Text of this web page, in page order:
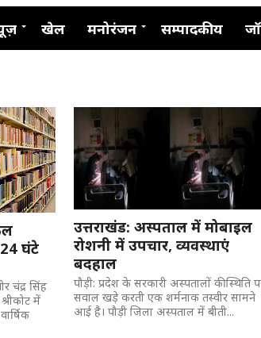
खेल मनोरंजन सम्पादकीय
घंटे
चंद्र सिंह
में
उत्तराखंड: अस्पताल में मोबाइल
रोशनी में उपचार, व्यवस्थाएं
बदहाल
पौड़ी: प्रदेश के सरकारी अस्पतालों की स्थिति
सवाल खड़े करती एक शर्मनाक तस्वीर सामने
आई है। पौड़ी जिला अस्पताल में बीती...